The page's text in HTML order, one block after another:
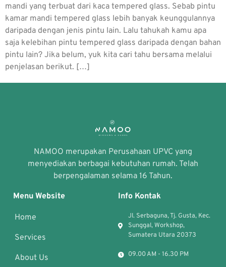
mandi yang terbuat dari kaca tempered glass. Sebab pintu
kamar mandi tempered glass lebih banyak keunggulannya
daripada dengan jenis pintu lain. Lalu tahukah kamu apa
saja kelebihan pintu tempered glass daripada dengan bahan
pintu lain? Jika belum, yuk kita cari tahu bersama melalui
penjelasan berikut. […]
NAMOO merupakan Perusahaan UPVC yang
menyediakan berbagai kebutuhan rumah. Telah
berpengalaman selama 16 Tahun.
Menu Website
Home
Services
About Us
Info Kontak
Jl. Serbaguna, Tj. Gusta, Kec.
Sunggal, Workshop,
Sumatera Utara 20373
09.00 AM - 16.30 PM